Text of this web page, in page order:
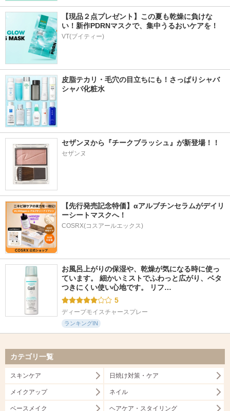
【現品２点プレゼント】この夏も乾燥に負けな
い！新作PDRNマスクで、集中うるおいケアを！
VT(ブイティー)
皮脂テカリ・毛穴の目立ちにも！さっぱりシャバ
シャバ化粧水
セザンヌから『チークブラッシュ』が新登場！！
セザンヌ
【先行発売記念特価】αアルブチンセラムがデイリ
ーシートマスクへ！
COSRX(コスアールエックス)
お風呂上がりの保湿や、乾燥が気になる時に使っ
ています。 細かいミストでふわっと広がり、ベタ
つきにくい使い心地です。 リフ…
5
ディープモイスチャースプレー
ランキングIN
カテゴリ一覧
スキンケア 日焼け対策・ケア
メイクアップ ネイル
ベースメイク ヘアケア・スタイリング